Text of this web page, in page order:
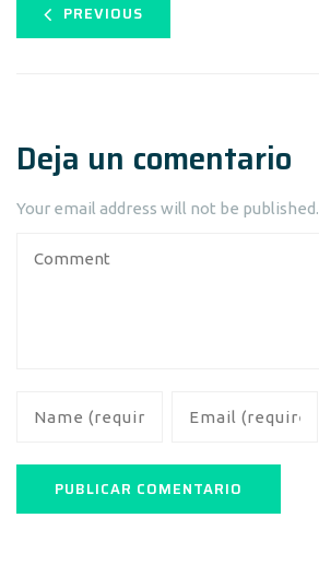
PREVIOUS
Deja un comentario
Your email address will not be published.